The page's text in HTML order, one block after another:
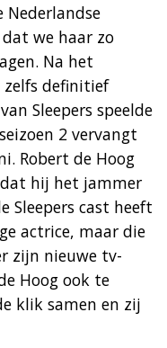
we haar zo
Na het
zelfs definitief
Sleepers speelde
2 vervangt
Robert de Hoog
dat hij het jammer
Sleepers cast heeft
actrice, maar die
zijn nieuwe tv-
Hoog ook te
klik samen en zij